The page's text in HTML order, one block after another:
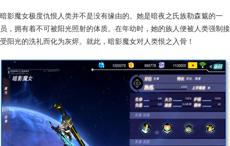
暗影魔女极度仇恨人类并不是没有缘由的。她是暗夜之氏族勒森魃的一
员，拥有着不可被阳光照射的体质。在年幼时，她的族人便被人类强制接
受阳光的洗礼而化为灰烬。就此，暗影魔女对人类恨之入骨！